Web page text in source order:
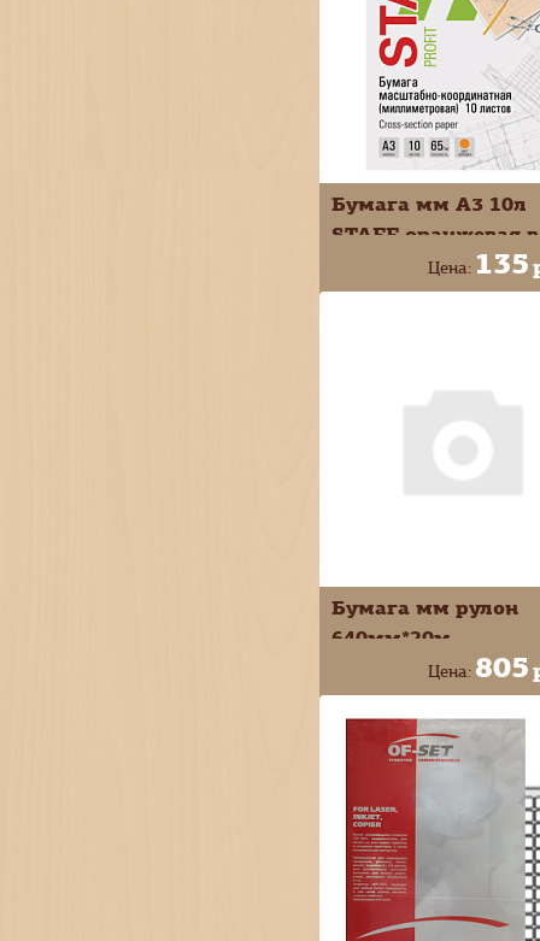
Бумага мм А3 10л
STAFF оранжевая в
папке 113486
Цена: 135
Бумага мм рулон
640мм*20м
Цена: 805
+
-
В